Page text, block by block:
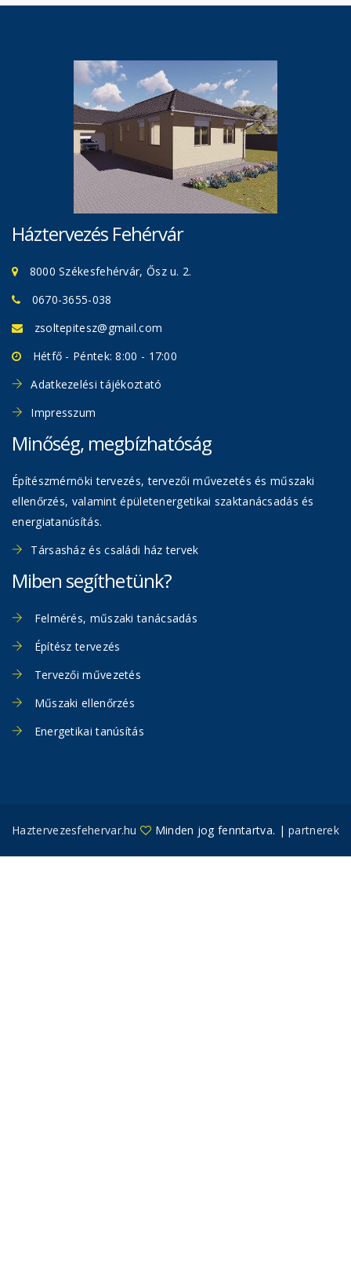
Háztervezés Fehérvár
8000 Székesfehérvár, Ősz u. 2.
0670-3655-038
zsoltepitesz@gmail.com
Hétfő - Péntek: 8:00 - 17:00
Adatkezelési tájékoztató
Impresszum
Minőség, megbízhatóság
Építészmérnöki tervezés, tervezői művezetés és műszaki
ellenőrzés, valamint épületenergetikai szaktanácsadás és
energiatanúsítás.
Társasház és családi ház tervek
Miben segíthetünk?
Felmérés, műszaki tanácsadás
Építész tervezés
Tervezői művezetés
Műszaki ellenőrzés
Energetikai tanúsítás
Haztervezesfehervar.hu Minden jog fenntartva. |partnerek